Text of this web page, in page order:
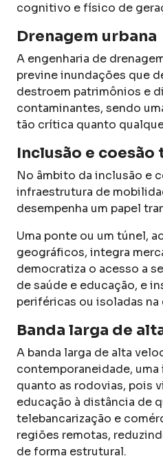
cognitivo e físico de
Drenagem urbana
A engenharia de
previne inundações que
destroem patrimônios e
contaminantes, sendo
tão crítica quanto
Inclusão e
No âmbito da inclusão e
infraestrutura de
desempenha um papel
Uma ponte ou um túnel,
geográficos, integra
democratiza o acesso a
de saúde e educação, e
periféricas ou isoladas
Banda larga de
A banda larga de alta
contemporaneidade,
quanto as rodovias, pois
educação à distância de
telebancarização e
regiões remotas,
de forma estrutural.